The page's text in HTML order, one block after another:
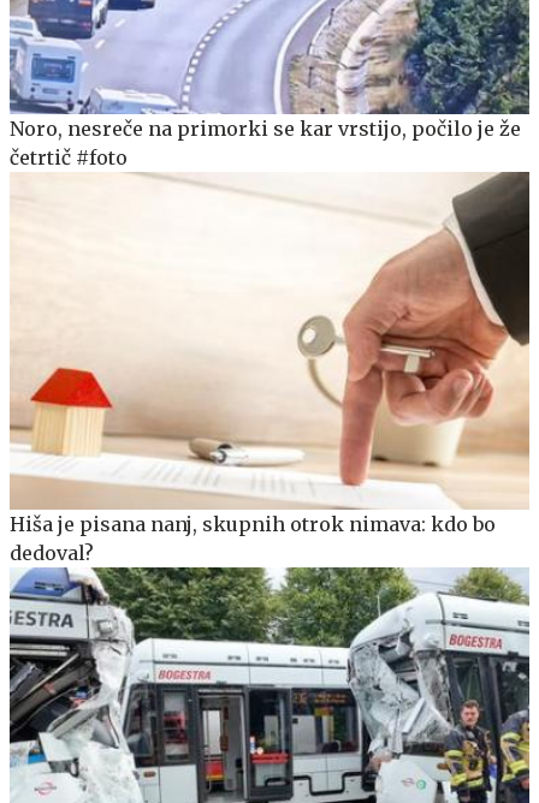
Noro, nesreče na primorki se kar vrstijo, počilo je že
četrtič #foto
Hiša je pisana nanj, skupnih otrok nimava: kdo bo
dedoval?